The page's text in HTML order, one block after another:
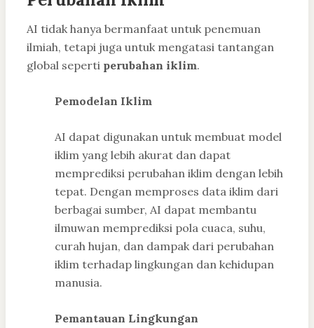
AI tidak hanya bermanfaat untuk penemuan
ilmiah, tetapi juga untuk mengatasi tantangan
global seperti perubahan iklim.
Pemodelan Iklim
AI dapat digunakan untuk membuat model
iklim yang lebih akurat dan dapat
memprediksi perubahan iklim dengan lebih
tepat. Dengan memproses data iklim dari
berbagai sumber, AI dapat membantu
ilmuwan memprediksi pola cuaca, suhu,
curah hujan, dan dampak dari perubahan
iklim terhadap lingkungan dan kehidupan
manusia.
Pemantauan Lingkungan